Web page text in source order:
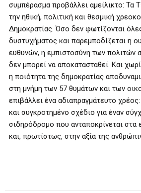
συμπέρασμα προβάλλει αμείλικτο: Τα
την ηθική, πολιτική και θεσμική
Δημοκρατίας. Όσο δεν φωτίζονται
δυστυχήματος και παρεμποδίζεται η
ευθυνών, η εμπιστοσύνη των πολιτών
δεν μπορεί να αποκατασταθεί. Και
η ποιότητα της δημοκρατίας
στη μνήμη των 57 θυμάτων και των
επιβάλλει ένα αδιαπραγμάτευτο
και συγκροτημένο σχέδιο για έναν
σιδηρόδρομο που ανταποκρίνεται
και, πρωτίστως, στην αξία της